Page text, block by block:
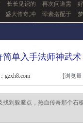
长长见识的 再次问道需
盛大传奇,冲 荤素搭配于
简单入手法师神武术
gzxh8.com [浏览
找到躲避点，热血传奇那个石